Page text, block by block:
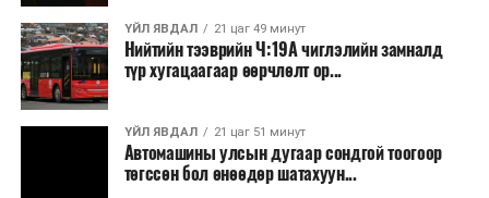
ҮЙЛ ЯВДАЛ 21 цаг 49 минут
Нийтийн тээврийн Ч:19А чиглэлийн замналд
түр хугацаагаар өөрчлөлт ор...
ҮЙЛ ЯВДАЛ 21 цаг 51 минут
Автомашины улсын дугаар сондгой тоогоор
төгссөн бол өнөөдөр шатахуун...